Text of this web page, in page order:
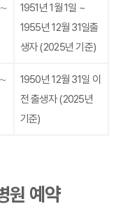
1951년 1월 1일 ~
1955년 12월 31일출
생자 (2025년 기준)
1950년 12월 31일 이
전 출생자 (2025년
기준)
원 예약